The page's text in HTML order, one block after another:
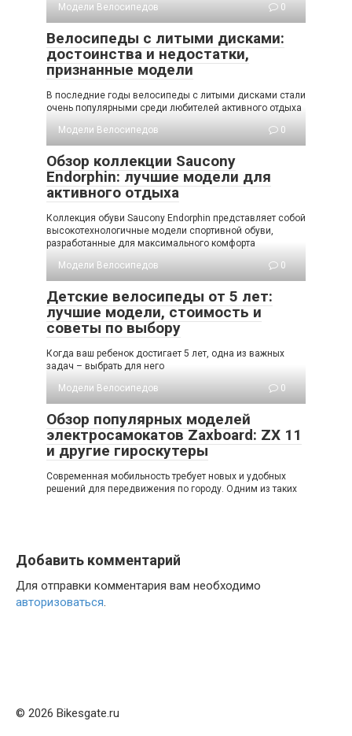
Модели Велосипедов
0
Велосипеды с литыми дисками:
достоинства и недостатки,
признанные модели
В последние годы велосипеды с литыми дисками стали
очень популярными среди любителей активного отдыха
Модели Велосипедов
0
Обзор коллекции Saucony
Endorphin: лучшие модели для
активного отдыха
Коллекция обуви Saucony Endorphin представляет собой
высокотехнологичные модели спортивной обуви,
разработанные для максимального комфорта
Модели Велосипедов
0
Детские велосипеды от 5 лет:
лучшие модели, стоимость и
советы по выбору
Когда ваш ребенок достигает 5 лет, одна из важных
задач – выбрать для него
Модели Велосипедов
0
Обзор популярных моделей
электросамокатов Zaxboard: ZX 11
и другие гироскутеры
Современная мобильность требует новых и удобных
решений для передвижения по городу. Одним из таких
Добавить комментарий
Для отправки комментария вам необходимо
авторизоваться.
© 2026 Bikesgate.ru